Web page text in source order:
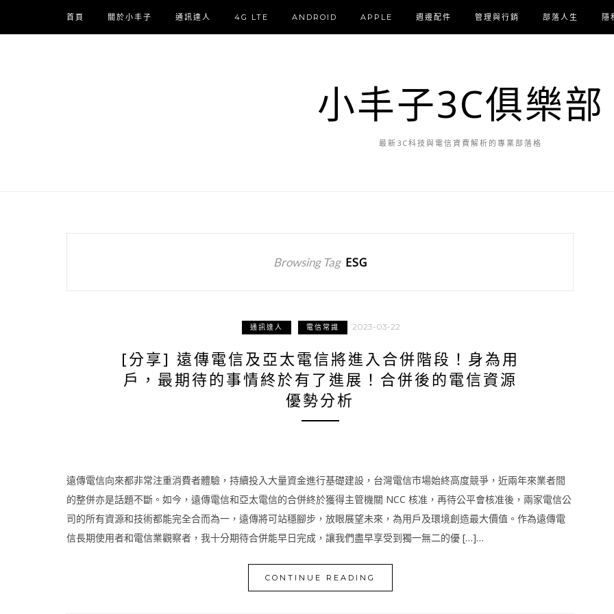
首頁 關於小丰子 通訊達人 4G LTE ANDROID APPLE 週邊配件 管理與行銷 部落人生 隱
小丰子3C俱樂部
最新3C科技與電信資費解析的專業部落格
Browsing Tag ESG
通訊達人 電信常識 2023-03-22
[分享] 遠傳電信及亞太電信將進入合併階段！身為用
戶，最期待的事情終於有了進展！合併後的電信資源
優勢分析
遠傳電信向來都非常注重消費者體驗，持續投入大量資金進行基礎建設，台灣電信市場始終高度競爭，近兩年來業者間
的整併亦是話題不斷。如今，遠傳電信和亞太電信的合併終於獲得主管機關 NCC 核准，再待公平會核准後，兩家電信公
司的所有資源和技術都能完全合而為一，遠傳將可站穩腳步，放眼展望未來，為用戶及環境創造最大價值。作為遠傳電
信長期使用者和電信業觀察者，我十分期待合併能早日完成，讓我們盡早享受到獨一無二的優 […]…
CONTINUE READING